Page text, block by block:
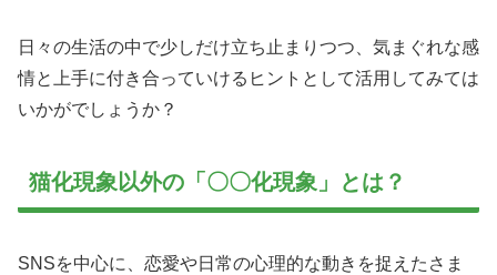
日々の生活の中で少しだけ立ち止まりつつ、気まぐれな感
情と上手に付き合っていけるヒントとして活用してみては
いかがでしょうか？
猫化現象以外の「〇〇化現象」とは？
SNSを中心に、恋愛や日常の心理的な動きを捉えたさま